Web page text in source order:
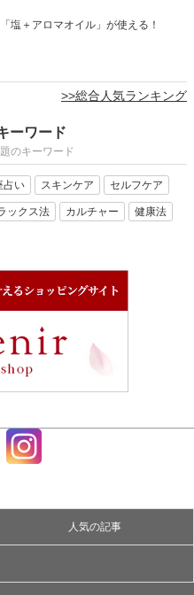
塩＋アロマオイル」が使える！
>>総合人気ランキング
ーワード
のキーワード
占い スキンケア セルフケア
ックス法 カルチャー 健康法
人気の記事